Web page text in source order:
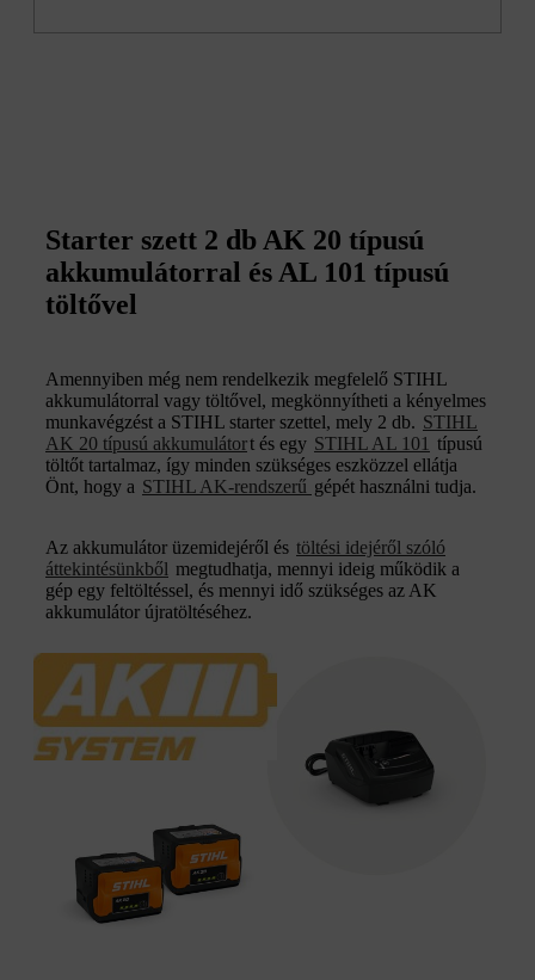
Starter szett 2 db AK 20 típusú
akkumulátorral és AL 101 típusú
töltővel
Amennyiben még nem rendelkezik megfelelő STIHL
akkumulátorral vagy töltővel, megkönnyítheti a kényelmes
munkavégzést a STIHL starter szettel, mely 2 db. STIHL
AK 20 típusú akkumulátort és egy STIHL AL 101 típusú
töltőt tartalmaz, így minden szükséges eszközzel ellátja
Önt, hogy a STIHL AK-rendszerű gépét használni tudja.
Az akkumulátor üzemidejéről és töltési idejéről szóló
áttekintésünkből megtudhatja, mennyi ideig működik a
gép egy feltöltéssel, és mennyi idő szükséges az AK
akkumulátor újratöltéséhez.